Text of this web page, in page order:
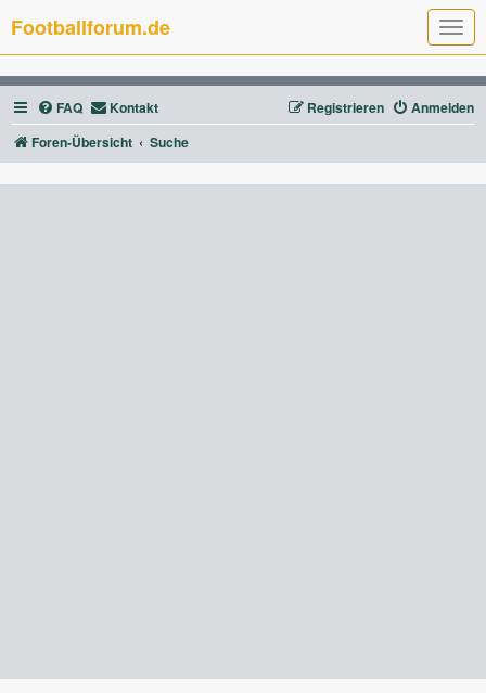
T
o
g
g
l
e
n
g
Footballforum.de
FAQ Kontakt Anmelden
Registrieren
Foren-Übersicht
Suche